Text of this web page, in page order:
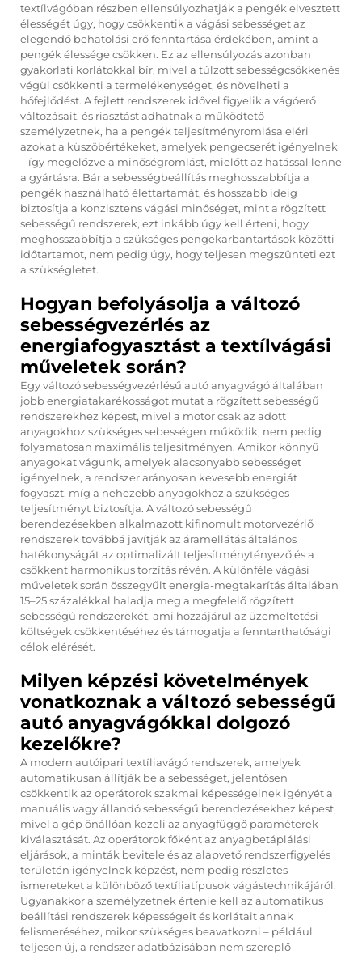
textílvágóban részben ellensúlyozhatják a pengék elvesztett
élességét úgy, hogy csökkentik a vágási sebességet az
elegendő behatolási erő fenntartása érdekében, amint a
pengék élessége csökken. Ez az ellensúlyozás azonban
gyakorlati korlátokkal bír, mivel a túlzott sebességcsökkenés
végül csökkenti a termelékenységet, és növelheti a
hőfejlődést. A fejlett rendszerek idővel figyelik a vágóerő
változásait, és riasztást adhatnak a működtető
személyzetnek, ha a pengék teljesítményromlása eléri
azokat a küszöbértékeket, amelyek pengecserét igényelnek
– így megelőzve a minőségromlást, mielőtt az hatással lenne
a gyártásra. Bár a sebességbeállítás meghosszabbítja a
pengék használható élettartamát, és hosszabb ideig
biztosítja a konzisztens vágási minőséget, mint a rögzített
sebességű rendszerek, ezt inkább úgy kell érteni, hogy
meghosszabbítja a szükséges pengekarbantartások közötti
időtartamot, nem pedig úgy, hogy teljesen megszünteti ezt
a szükségletet.
Hogyan befolyásolja a változó
sebességvezérlés az
energiafogyasztást a textílvágási
műveletek során?
Egy változó sebességvezérlésű autó anyagvágó általában
jobb energiatakarékosságot mutat a rögzített sebességű
rendszerekhez képest, mivel a motor csak az adott
anyagokhoz szükséges sebességen működik, nem pedig
folyamatosan maximális teljesítményen. Amikor könnyű
anyagokat vágunk, amelyek alacsonyabb sebességet
igényelnek, a rendszer arányosan kevesebb energiát
fogyaszt, míg a nehezebb anyagokhoz a szükséges
teljesítményt biztosítja. A változó sebességű
berendezésekben alkalmazott kifinomult motorvezérlő
rendszerek továbbá javítják az áramellátás általános
hatékonyságát az optimalizált teljesítménytényező és a
csökkent harmonikus torzítás révén. A különféle vágási
műveletek során összegyűlt energia-megtakarítás általában
15–25 százalékkal haladja meg a megfelelő rögzített
sebességű rendszerekét, ami hozzájárul az üzemeltetési
költségek csökkentéséhez és támogatja a fenntarthatósági
célok elérését.
Milyen képzési követelmények
vonatkoznak a változó sebességű
autó anyagvágókkal dolgozó
kezelőkre?
A modern autóipari textíliavágó rendszerek, amelyek
automatikusan állítják be a sebességet, jelentősen
csökkentik az operátorok szakmai képességeinek igényét a
manuális vagy állandó sebességű berendezésekhez képest,
mivel a gép önállóan kezeli az anyagfüggő paraméterek
kiválasztását. Az operátorok főként az anyagbetáplálási
eljárások, a minták bevitele és az alapvető rendszerfigyelés
területén igényelnek képzést, nem pedig részletes
ismereteket a különböző textíliatípusok vágástechnikájáról.
Ugyanakkor a személyzetnek értenie kell az automatikus
beállítási rendszerek képességeit és korlátait annak
felismeréséhez, mikor szükséges beavatkozni – például
teljesen új, a rendszer adatbázisában nem szereplő